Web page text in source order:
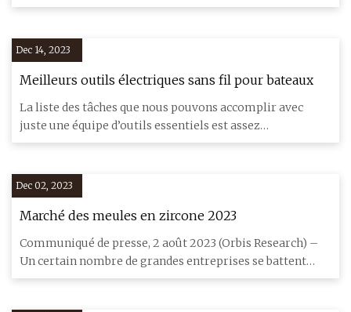
métriques Une c
Dec 14, 2023
Meilleurs outils électriques sans fil pour bateaux
La liste des tâches que nous pouvons accomplir avec
juste une équipe d’outils essentiels est assez
impressionnante. Da
Dec 02, 2023
Marché des meules en zircone 2023
Communiqué de presse, 2 août 2023 (Orbis Research) –
Un certain nombre de grandes entreprises se battent
pour la domina